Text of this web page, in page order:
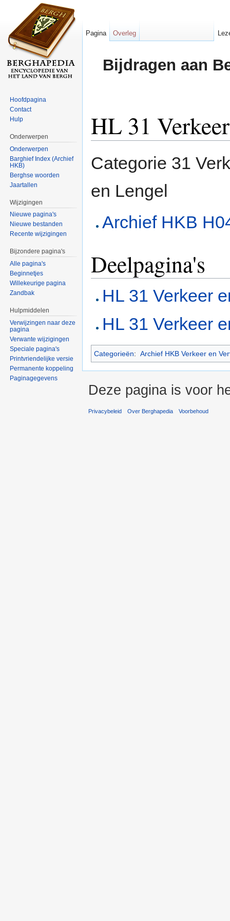
Bijdragen aan
HL 31
Categorie 31
en Lengel
Archief HKB
Deelpagina's
HL 31 Verkeer
HL 31 Verkeer
Categorieën: Archief HKB Verkeer en
Pagina Overleg
Hoofdpagina
Contact
Hulp
Onderwerpen
Onderwerpen
Barghief Index (Archief
HKB)
Berghse woorden
Jaartallen
Wijzigingen
Nieuwe pagina's
Nieuwe bestanden
Recente wijzigingen
Bijzondere pagina's
Alle pagina's
Beginnetjes
Willekeurige pagina
Zandbak
Hulpmiddelen
Verwijzingen naar deze
pagina
Verwante wijzigingen
Speciale pagina's
Printvriendelijke versie
Permanente koppeling
Paginagegevens
Deze pagina is voor
Privacybeleid Over Berghapedia Voorbehoud